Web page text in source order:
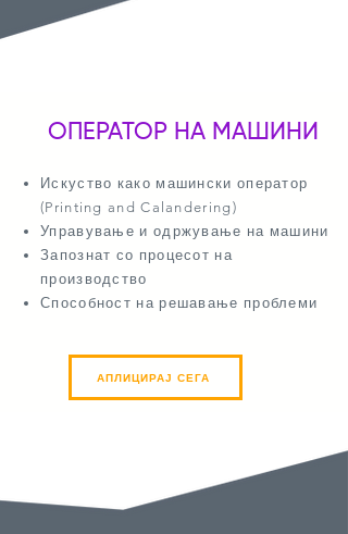
ОПЕРАТОР НА МАШИНИ
Искуство како машински оператор
(Printing and Calandering)
Управување и одржување на машини
Запознат со процесот на
производство
Способност на решавање проблеми
АПЛИЦИРАЈ СЕГА